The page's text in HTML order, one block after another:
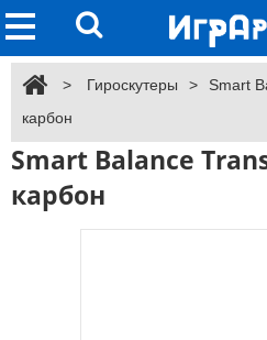
> Гироскутеры >
Smart
карбон
Smart Balance
карбон